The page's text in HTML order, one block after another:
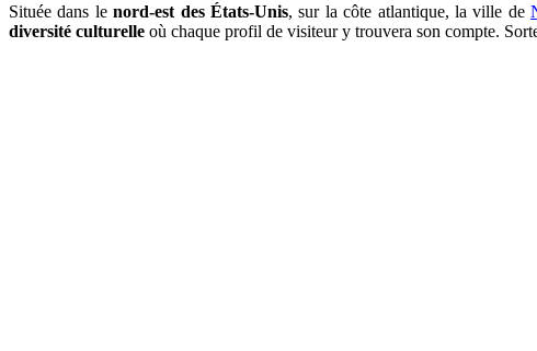
Située dans lenord-est des États-Unis, sur la côte atlantique, la ville de
diversité culturelle où chaque profil de visiteur y trouvera son compte.